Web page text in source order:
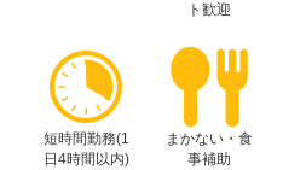
ト歓迎
短時間勤務(1
日4時間以内)
まかない・食
事補助